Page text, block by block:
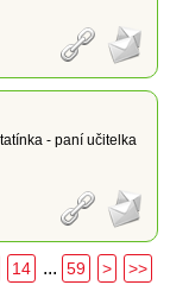
- paní učitelka
14 ... 59 > >>